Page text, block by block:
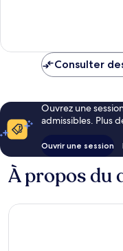
Consulter
Ouvrez une
admissibles. Plus
Ouvrir une session
À propos du